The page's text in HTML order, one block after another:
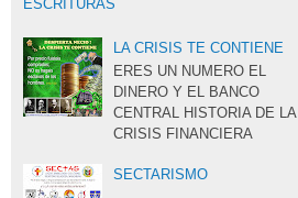
ESCRITURAS
LA CRISIS TE CONTIENE
ERES UN NUMERO EL
DINERO Y EL BANCO
CENTRAL HISTORIA DE LA
CRISIS FINANCIERA
SECTARISMO